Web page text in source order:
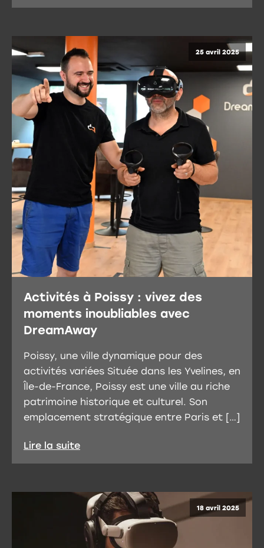
25 avril 2025
Activités à Poissy : vivez des
moments inoubliables avec
DreamAway
Poissy, une ville dynamique pour des
activités variées Située dans les Yvelines, en
Île-de-France, Poissy est une ville au riche
patrimoine historique et culturel. Son
emplacement stratégique entre Paris et […]
Lire la suite
18 avril 2025